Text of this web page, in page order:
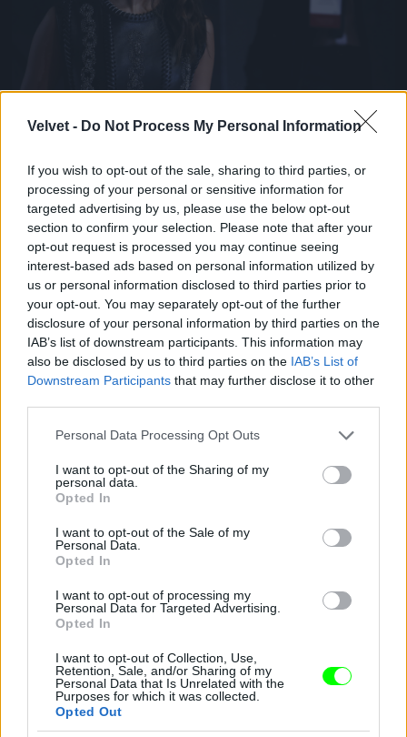
Velvet - Do Not Process My Personal Information
If you wish to opt-out of the sale, sharing to third parties, or
processing of your personal or sensitive information for
targeted advertising by us, please use the below opt-out
section to confirm your selection. Please note that after your
opt-out request is processed you may continue seeing
interest-based ads based on personal information utilized by
us or personal information disclosed to third parties prior to
your opt-out. You may separately opt-out of the further
disclosure of your personal information by third parties on the
IAB’s list of downstream participants. This information may
also be disclosed by us to third parties on the IAB’s List of
Downstream Participants that may further disclose it to other
Please note that this website/app uses one or more Google
not limited to your visit or usage behaviour. You may click to
grant or deny consent to Google and its third-party tags to
use your data for below specified purposes in below Google
consent section.
Personal Data Processing Opt Outs
I want to opt-out of the Sharing of my
personal data.
Opted In
I want to opt-out of the Sale of my
Personal Data.
Opted In
I want to opt-out of processing my
Personal Data for Targeted Advertising.
Opted In
I want to opt-out of Collection, Use,
Retention, Sale, and/or Sharing of my
Personal Data that Is Unrelated with the
Purposes for which it was collected.
Opted Out
Alicia Vikanderről is több ízben felmerült már a
drámával lett igazán ismert, és meg is kapta érte a
legjobb női mellékszereplőnek járó Oscart 2016-
ban.
Fotó: John Phillips / Getty Images Hungary
Jön még kép!